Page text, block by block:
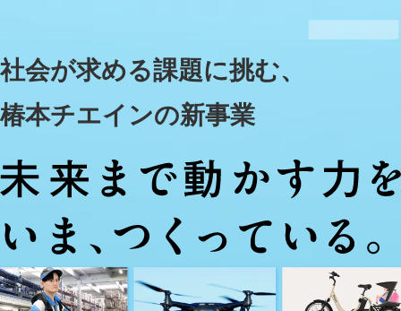
社会が求める課題に挑む、
椿本チエインの新事業